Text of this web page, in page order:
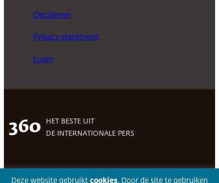
Disclaimer
Privacy statement
Login
360
HET BESTE UIT
DE INTERNATIONALE PERS
Volg 360Facebook LinkedIn Twitter
Deze website gebruikt cookies. Door de site te gebruiken